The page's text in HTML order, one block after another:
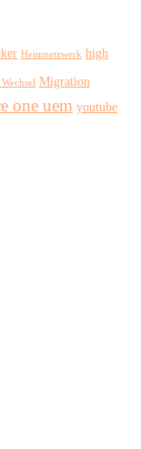
Heimnetzwerk high
Migration
one uem youtube